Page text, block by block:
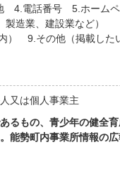
電話番号 5.ホームペ
造業、建設業など）
） 9.その他（掲載した
又は個人事業主
るもの、青少年の健全
能勢町内事業所情報の